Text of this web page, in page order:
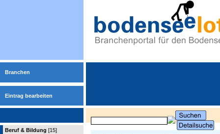
Branchen
Eintrag bearbeiten
Beruf & Bildung [15]